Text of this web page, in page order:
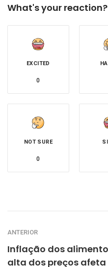
What's your reaction?
EXCITED
0
NOT SURE
0
ANTERIOR
Inflação dos
alta dos preços